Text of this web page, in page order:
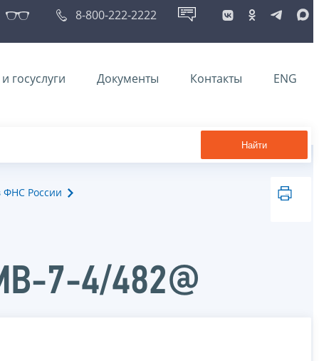
8-800-222-2222
госуслуги Документы Контакты ENG
Найти
ФНС России
7-4/482@